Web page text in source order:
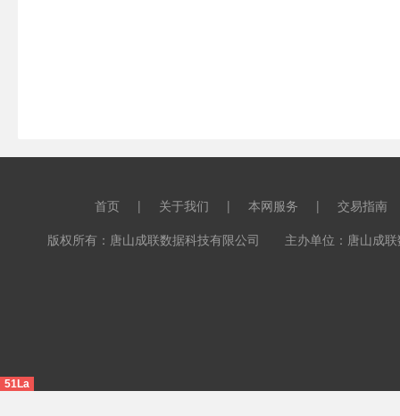
首页 | 关于我们 | 本网服务 |
交易指南
版权所有：唐山成联数据科技有限公司 主办单位：唐山成
51La